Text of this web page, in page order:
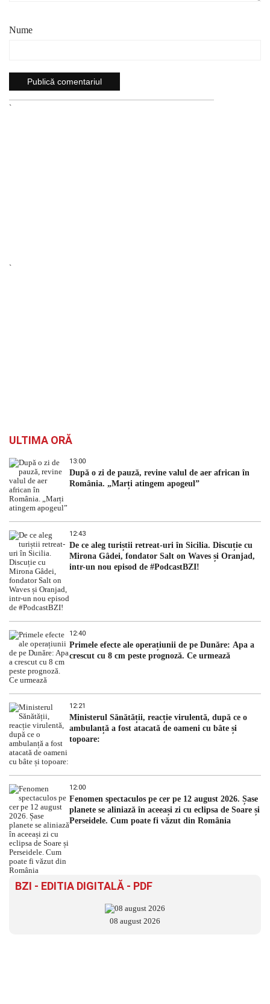
Nume
`
`
ULTIMA ORĂ
13:00
După o zi de pauză, revine valul de aer african în
România. „Marți atingem apogeul”
12:43
De ce aleg turiștii retreat-uri în Sicilia. Discuție cu
Mirona Gâdei, fondator Salt on Waves și Oranjad,
intr-un nou episod de #PodcastBZI!
12:40
Primele efecte ale operațiunii de pe Dunăre: Apa a
crescut cu 8 cm peste prognoză. Ce urmează
12:21
Ministerul Sănătății, reacție virulentă, după ce o
ambulanță a fost atacată de oameni cu bâte și
topoare:
12:00
Fenomen spectaculos pe cer pe 12 august 2026. Șase
planete se aliniază în aceeași zi cu eclipsa de Soare și
Perseidele. Cum poate fi văzut din România
BZI - EDITIA DIGITALĂ - PDF
08 august 2026